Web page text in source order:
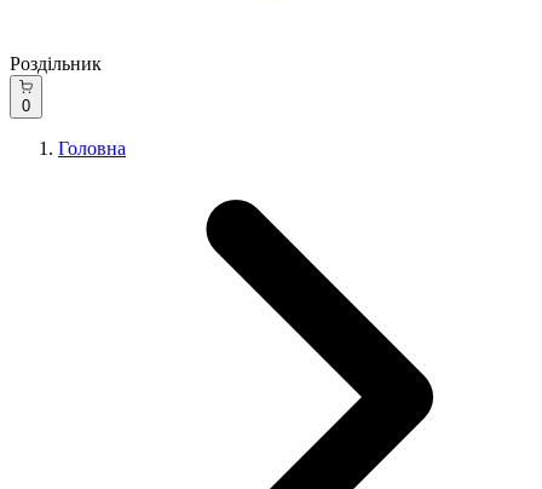
Роздільник
0
Головна